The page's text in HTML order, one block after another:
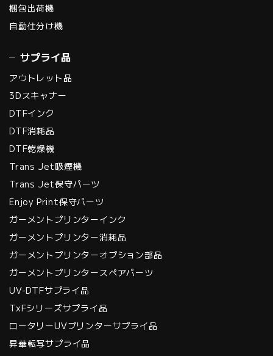
梱包出荷機
自動仕分け機
サプライ品
アウトレット品
3Dスキャナー
DTFインク
DTF消耗品
DTF乾燥機
Trans Jet吸煙機
Trans Jet保守パーツ
Enjoy Print保守パーツ
ガーメントプリンターインク
ガーメントプリンター消耗品
ガーメントプリンターオプション部品
ガーメントプリンタースペアパーツ
UV-DTFサプライ品
TxFシリーズサプライ品
ロータリーUVプリンターサプライ品
昇華転写サプライ品